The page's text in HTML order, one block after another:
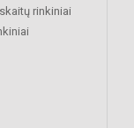
rinkiniai